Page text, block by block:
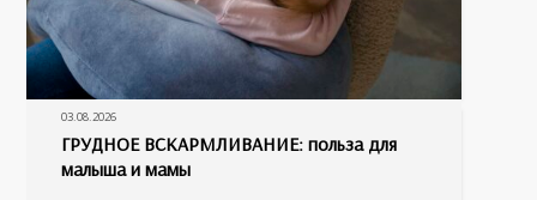
03.08.2026
ГРУДНОЕ ВСКАРМЛИВАНИЕ: польза для
малыша и мамы